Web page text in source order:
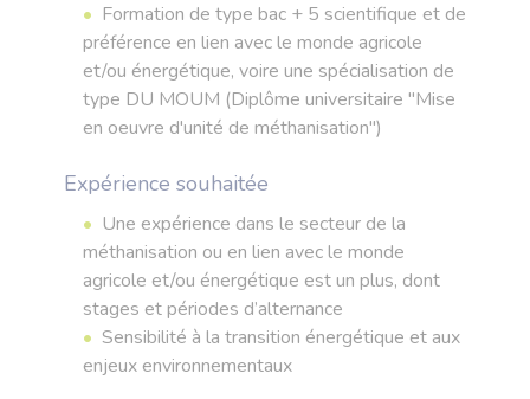
Formation de type bac + 5 scientifique et de
préférence en lien avec le monde agricole
et/ou énergétique, voire une spécialisation de
type DU MOUM (Diplôme universitaire "Mise
en oeuvre d'unité de méthanisation")
Expérience souhaitée
Une expérience dans le secteur de la
méthanisation ou en lien avec le monde
agricole et/ou énergétique est un plus, dont
stages et périodes d’alternance
Sensibilité à la transition énergétique et aux
enjeux environnementaux